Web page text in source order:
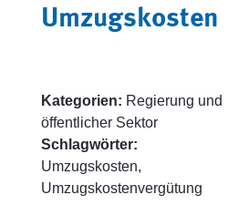
Umzugskosten
Kategorien: Regierung und
öffentlicher Sektor
Schlagwörter:
Umzugskosten,
Umzugskostenvergütung